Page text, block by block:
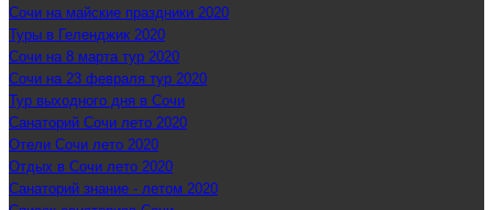
Сочи на майские праздники 2020
Туры в Геленджик 2020
Сочи на 8 марта тур 2020
Сочи на 23 февраля тур 2020
Тур выходного дня в Сочи
Санаторий Сочи лето 2020
Отели Сочи лето 2020
Отдых в Сочи лето 2020
Санаторий знание - летом 2020